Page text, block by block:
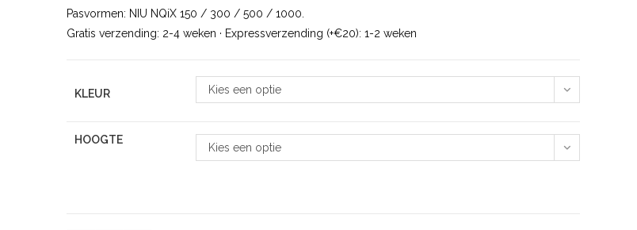
Pasvormen: NIU NQiX 150 / 300 / 500 / 1000.
Gratis verzending: 2-4 weken · Expressverzending (+€20): 1-2 weken
KLEUR Kies een optie
HOOGTE
Kies een optie